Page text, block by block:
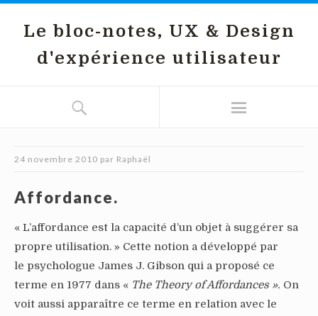
Le bloc-notes, UX & Design
d'expérience utilisateur
24 novembre 2010 par Raphaël
Affordance.
« L’affordance est la capacité d’un objet à suggérer sa
propre utilisation. » Cette notion a développé par
le psychologue James J. Gibson qui a proposé ce
terme en 1977 dans « The Theory of Affordances ». On
voit aussi apparaître ce terme en relation avec le